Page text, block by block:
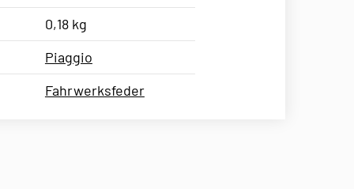
0,18 kg
Piaggio
Fahrwerksfeder